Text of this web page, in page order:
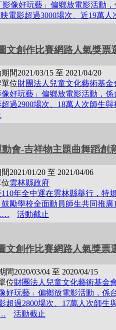
影像好玩藝」偏鄉放電影活動
電影超過3000場次、近19萬
文創作比賽網路人氣獎票
間2021/03/15 至 2021/04/20
位財團法人兒童文化藝術基金
像好玩藝」偏鄉放電影活動，
超過2900場次、18萬人次師生
會-吉祥物主題曲舞蹈創
2021/01/20 至 2021/04/06
雲林縣政府
年全中運在雲林縣舉行，特
勵學校全面動員師生共同推
活動截止
文創作比賽網路人氣獎票
間2020/03/04 至 2020/04/15
位財團法人兒童文化藝術基金
像好玩藝」偏鄉放電影活動，係
超過2800場次、17萬人次師
活動截止